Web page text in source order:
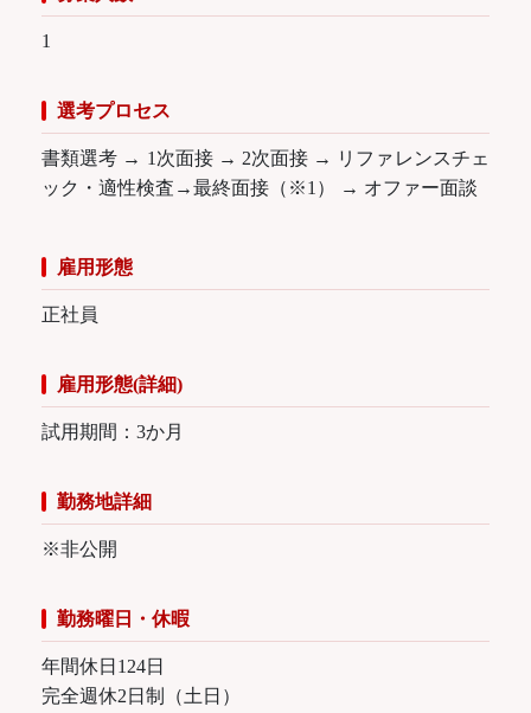
1
選考プロセス
書類選考 → 1次面接 → 2次面接 → リファレンスチェ
ック・適性検査→最終面接（※1） → オファー面談
雇用形態
正社員
雇用形態(詳細)
試用期間：3か月
勤務地詳細
※非公開
勤務曜日・休暇
年間休日124日
完全週休2日制（土日）